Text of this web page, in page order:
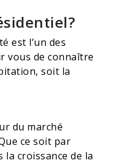
est l’un des
vous de connaître
soit la
du marché
ce soit par
croissance de la